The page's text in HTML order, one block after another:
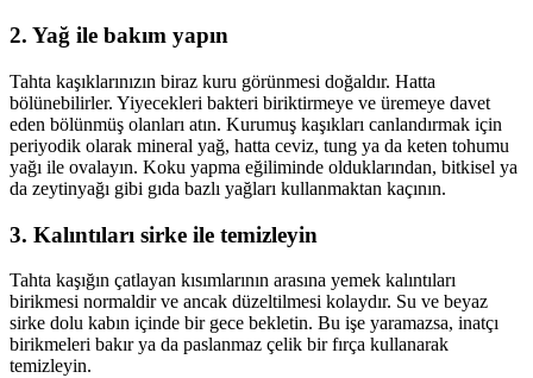
2. Yağ ile bakım yapın
Tahta kaşıklarınızın biraz kuru görünmesi doğaldır. Hatta
bölünebilirler. Yiyecekleri bakteri biriktirmeye ve üremeye davet
eden bölünmüş olanları atın. Kurumuş kaşıkları canlandırmak için
periyodik olarak mineral yağ, hatta ceviz, tung ya da keten tohumu
yağı ile ovalayın. Koku yapma eğiliminde olduklarından, bitkisel ya
da zeytinyağı gibi gıda bazlı yağları kullanmaktan kaçının.
3. Kalıntıları sirke ile temizleyin
Tahta kaşığın çatlayan kısımlarının arasına yemek kalıntıları
birikmesi normaldir ve ancak düzeltilmesi kolaydır. Su ve beyaz
sirke dolu kabın içinde bir gece bekletin. Bu işe yaramazsa, inatçı
birikmeleri bakır ya da paslanmaz çelik bir fırça kullanarak
temizleyin.